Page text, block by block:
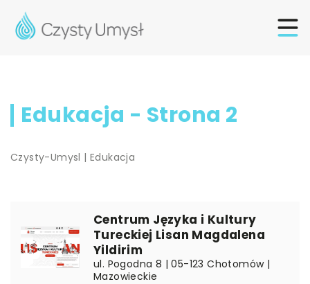
Edukacja - Strona 2
Czysty-Umysl |Edukacja
Centrum Języka i Kultury
Tureckiej Lisan Magdalena
Yildirim
ul. Pogodna 8 | 05-123 Chotomów |
Mazowieckie